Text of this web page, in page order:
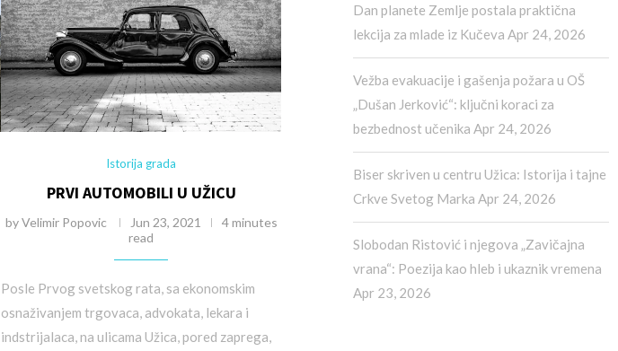
Istorija grada
PRVI AUTOMOBILI U UŽICU
byVelimir Popovic Jun 23, 2021
4 minutes
read
Posle Prvog svetskog rata, sa ekonomskim
osnaživanjem trgovaca, advokata, lekara i
indstrijalaca, na ulicama Užica, pored zaprega,
Dan planete Zemlje postala praktična
lekcija za mlade iz Kučeva Apr 24, 2026
Vežba evakuacije i gašenja požara u OŠ
„Dušan Jerković“: ključni koraci za
bezbednost učenika Apr 24, 2026
Biser skriven u centru Užica: Istorija i tajne
Crkve Svetog Marka Apr 24, 2026
Slobodan Ristović i njegova „Zavičajna
vrana“: Poezija kao hleb i ukaznik vremena
Apr 23, 2026